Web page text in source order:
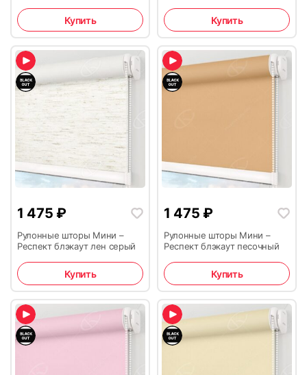
Купить Купить
1 475 ₽
Рулонные шторы Мини –
Респект блэкаут лен серый
Купить
1 475 ₽
Рулонные шторы Мини –
Респект блэкаут песочный
Купить